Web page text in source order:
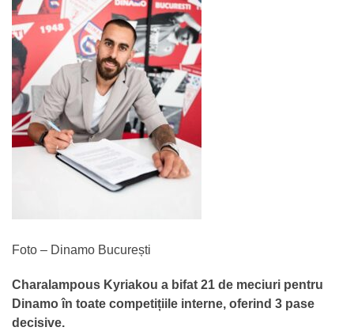
Foto – Dinamo București
Charalampous Kyriakou a bifat 21 de meciuri pentru
Dinamo în toate competițiile interne, oferind 3 pase
decisive.